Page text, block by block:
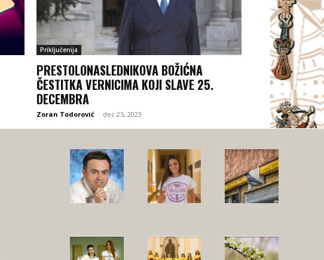
Priključenija
PRESTOLONASLEDNIKOVA BOŽIĆNA
ČESTITKA VERNICIMA KOJI SLAVE 25.
DECEMBRA
Zoran Todorović - dec 25, 2023